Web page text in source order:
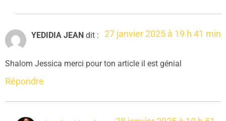
YEDIDIA JEAN dit : 27 janvier 2025 à 19 h 41 min
Shalom Jessica merci pour ton article il est génial
Répondre